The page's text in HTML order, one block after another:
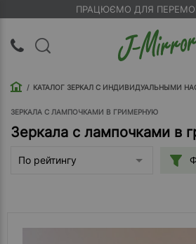
ПРАЦЮЄМО ДЛЯ
КАТАЛОГ ЗЕРКАЛ С ИНДИВИДУАЛЬНЫМИ
ЗЕРКАЛА С ЛАМПОЧКАМИ В ГРИМЕРНУЮ
Зеркала с лампочками в
По рейтингу